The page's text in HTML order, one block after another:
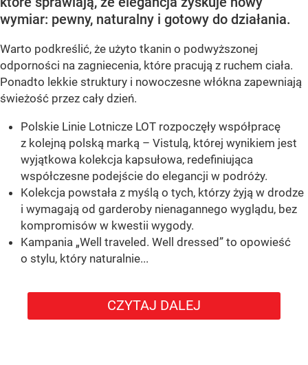
wymiar: pewny, naturalny i gotowy do działania.
Warto podkreślić, że użyto tkanin o podwyższonej
odporności na zagniecenia, które pracują z ruchem ciała.
Ponadto lekkie struktury i nowoczesne włókna zapewniają
świeżość przez cały dzień.
Polskie Linie Lotnicze LOT rozpoczęły współpracę
z kolejną polską marką – Vistulą, której wynikiem jest
wyjątkowa kolekcja kapsułowa, redefiniująca
współczesne podejście do elegancji w podróży.
Kolekcja powstała z myślą o tych, którzy żyją w drodze
i wymagają od garderoby nienagannego wyglądu, bez
kompromisów w kwestii wygody.
Kampania „Well traveled. Well dressed” to opowieść
o stylu, który naturalnie...
CZYTAJ DALEJ